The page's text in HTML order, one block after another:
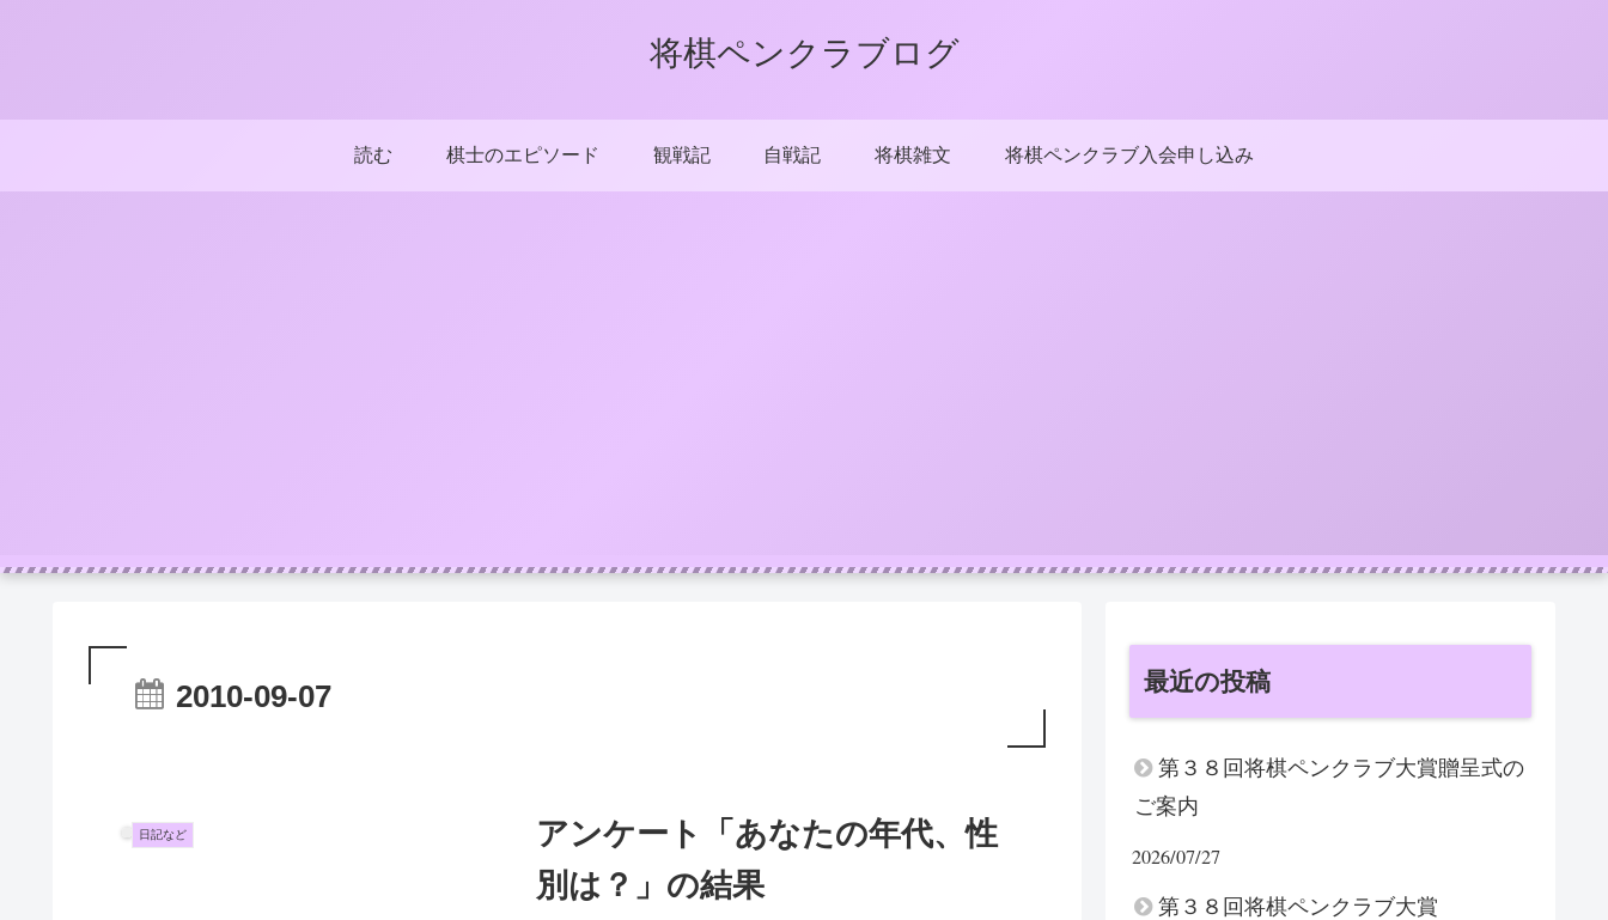
将棋ペンクラブログ
読む 棋士のエピソード 観戦記 自戦記 将棋雑文 将棋ペンクラブ入会申し込み
2010-09-07
日記など
アンケート「あなたの年代、性
別は？」の結果
最近の投稿
第３８回将棋ペンクラブ大賞贈呈式の
ご案内
2026/07/27
第３８回将棋ペンクラブ大賞